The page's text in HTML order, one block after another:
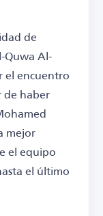
de
Quwa Al-
el encuentro
de haber
mejor
el equipo
el último